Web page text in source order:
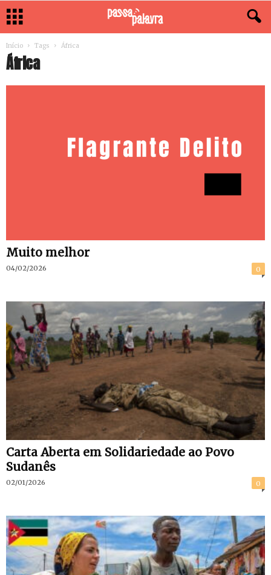
Início Tags África
África
Muito melhor
04/02/2026 0
Carta Aberta em Solidariedade ao Povo
Sudanês
02/01/2026 0